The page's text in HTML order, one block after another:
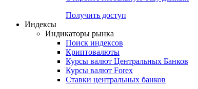
Попробуйте7-дневный
Получить доступ
Индикаторы рынка
Поиск индексов
Криптовалюты